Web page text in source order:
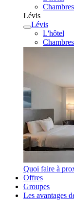
Chambres
Lévis
Lévis
L'hôtel
Chambres
Quoi faire à
Offres
Groupes
Les avantages